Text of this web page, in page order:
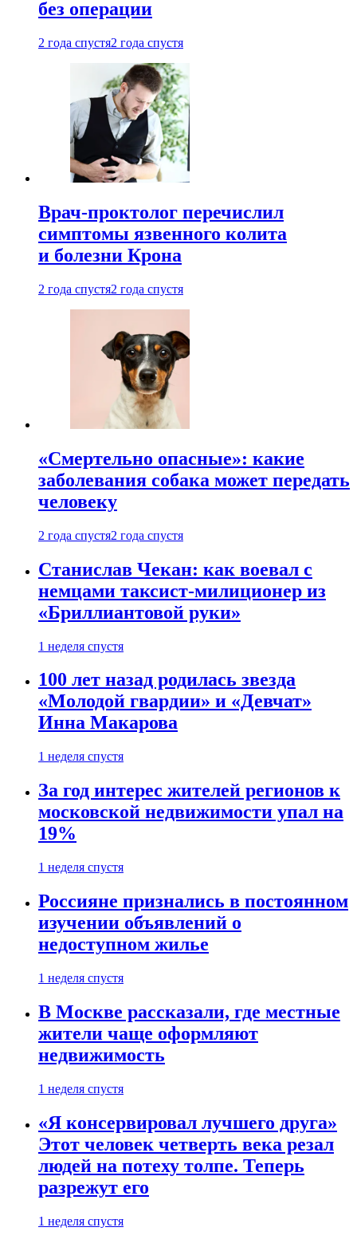
без операции
2 года спустя2 года спустя
Врач-проктолог перечислил
симптомы язвенного колита
и болезни Крона
2 года спустя2 года спустя
«Смертельно опасные»: какие
заболевания собака может передать
человеку
2 года спустя2 года спустя
Станислав Чекан: как воевал с
немцами таксист-милиционер из
«Бриллиантовой руки»
1 неделя спустя
100 лет назад родилась звезда
«Молодой гвардии» и «Девчат»
Инна Макарова
1 неделя спустя
За год интерес жителей регионов к
московской недвижимости упал на
19%
1 неделя спустя
Россияне признались в постоянном
изучении объявлений о
недоступном жилье
1 неделя спустя
В Москве рассказали, где местные
жители чаще оформляют
недвижимость
1 неделя спустя
«Я консервировал лучшего друга»
Этот человек четверть века резал
людей на потеху толпе. Теперь
разрежут его
1 неделя спустя